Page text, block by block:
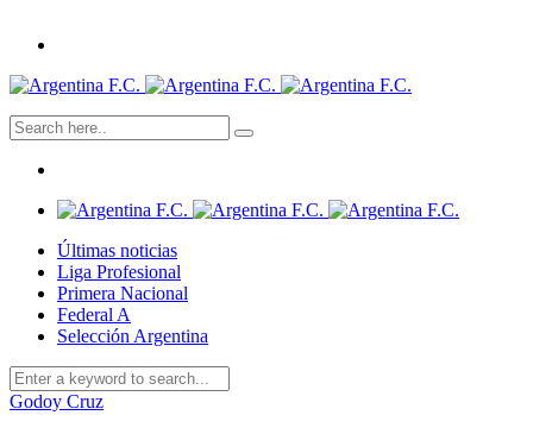
Últimas noticias
Liga Profesional
Primera Nacional
Federal A
Selección Argentina
Godoy Cruz